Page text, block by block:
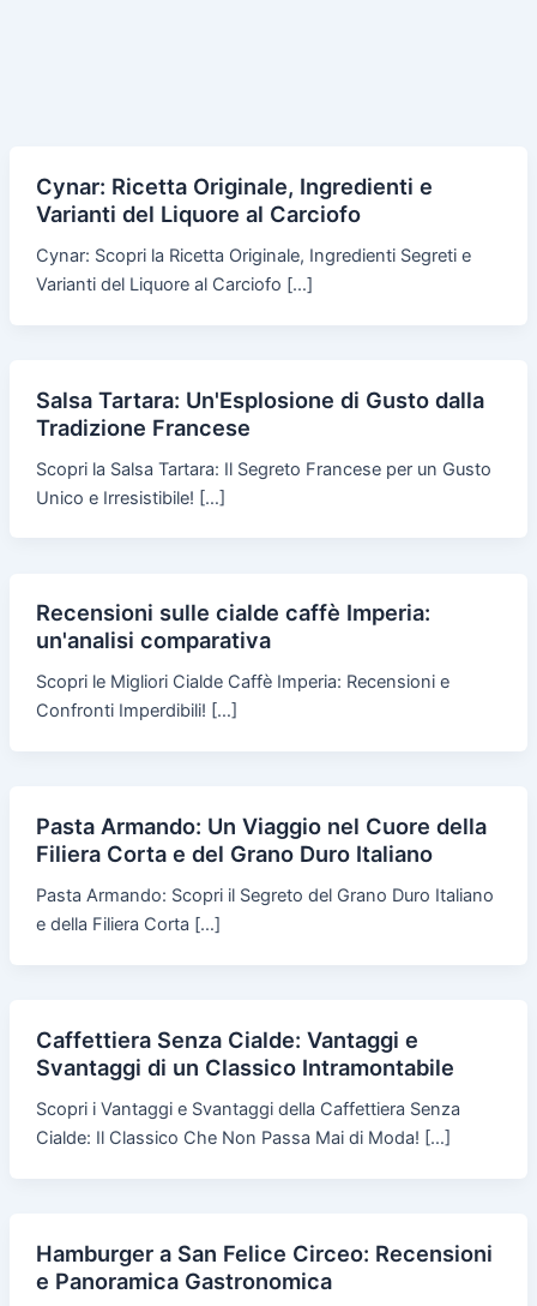
Cynar: Ricetta Originale, Ingredienti e
Varianti del Liquore al Carciofo
Cynar: Scopri la Ricetta Originale, Ingredienti Segreti e
Varianti del Liquore al Carciofo […]
Salsa Tartara: Un'Esplosione di Gusto dalla
Tradizione Francese
Scopri la Salsa Tartara: Il Segreto Francese per un Gusto
Unico e Irresistibile! […]
Recensioni sulle cialde caffè Imperia:
un'analisi comparativa
Scopri le Migliori Cialde Caffè Imperia: Recensioni e
Confronti Imperdibili! […]
Pasta Armando: Un Viaggio nel Cuore della
Filiera Corta e del Grano Duro Italiano
Pasta Armando: Scopri il Segreto del Grano Duro Italiano
e della Filiera Corta […]
Caffettiera Senza Cialde: Vantaggi e
Svantaggi di un Classico Intramontabile
Scopri i Vantaggi e Svantaggi della Caffettiera Senza
Cialde: Il Classico Che Non Passa Mai di Moda! […]
Hamburger a San Felice Circeo: Recensioni
e Panoramica Gastronomica